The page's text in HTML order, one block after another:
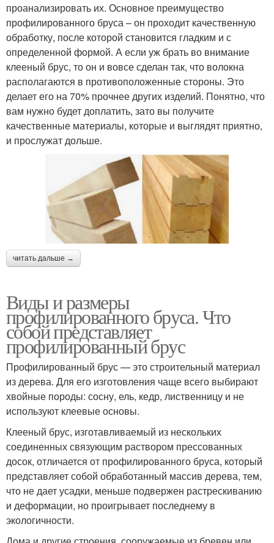
проанализировать их. Основное преимущество
профилированного бруса – он проходит качественную
обработку, после которой становится гладким и с
определенной формой. А если уж брать во внимание
клееный брус, то он и вовсе сделан так, что волокна
располагаются в противоположенные стороны. Это
делает его на 70% прочнее других изделий. Понятно, что
вам нужно будет доплатить, зато вы получите
качественные материалы, которые и выглядят приятно,
и прослужат дольше.
читать дальше →
Виды и размеры
профилированного бруса. Что
собой представляет
профилированный брус
Профилированный брус — это строительный материал
из дерева. Для его изготовления чаще всего выбирают
хвойные породы: сосну, ель, кедр, лиственницу и не
используют клеевые основы.
Клееный брус, изготавливаемый из нескольких
соединенных связующим раствором прессованных
досок, отличается от профилированного бруса, который
представляет собой обработанный массив дерева, тем,
что не дает усадки, меньше подвержен растрескиванию
и деформации, но проигрывает последнему в
экологичности.